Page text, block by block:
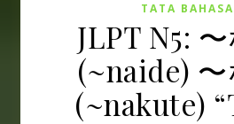
TATA
JLPT N5:
(~naide)
(~nakute)